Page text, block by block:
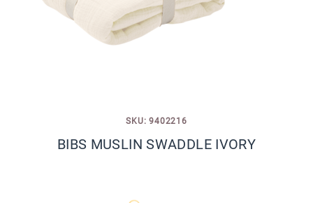
SKU: 9402216
BIBS MUSLIN SWADDLE IVORY